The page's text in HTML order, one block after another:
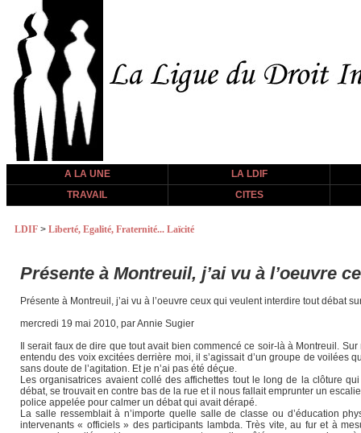
A LA UNE
LA LDIF
TRAVAIL
CITES
LDIF > Liberté, Egalité, Fraternité... Laïcité
Présente à Montreuil, j’ai vu à l’oeuvre
Présente à Montreuil, j’ai vu à l’oeuvre ceux qui veulent interdire tout débat
mercredi 19 mai 2010, par Annie Sugier
Il serait faux de dire que tout avait bien commencé ce soir-là à Montreuil.
entendu des voix excitées derrière moi, il s’agissait d’un groupe de voilées
sans doute de l’agitation. Et je n’ai pas été déçue.
Les organisatrices avaient collé des affichettes tout le long de la clôture
débat, se trouvait en contre bas de la rue et il nous fallait emprunter un
police appelée pour calmer un débat qui avait dérapé.
La salle ressemblait à n’importe quelle salle de classe ou d’éducation
intervenants « officiels » des participants lambda. Très vite, au fur et à